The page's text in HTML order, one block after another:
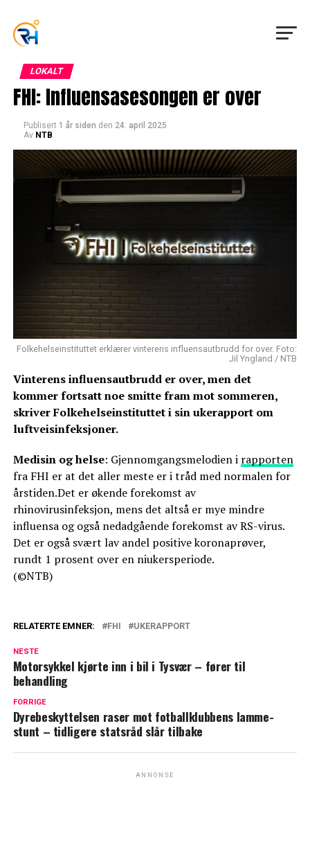
LOKALT
FHI: Influensasesongen er over
Publisert 1 år siden den 24. april 2025
Av NTB
Folkehelseinstituttet erklærer vinterens influensautbrudd for over. Foto:
Jil Yngland / NTB
Vinterens influensautbrudd er over, men det
kommer fortsatt noe smitte fram mot sommeren,
skriver Folkehelseinstituttet i sin ukerapport om
luftveisinfeksjoner.
Medisin og helse: Gjennomgangsmelodien i rapporten
fra FHI er at det aller meste er i tråd med normalen for
årstiden.Det er økende forekomst av
rhinovirusinfeksjon, mens det altså er mye mindre
influensa og også nedadgående forekomst av RS-virus.
Det er også svært lav andel positive koronaprøver,
rundt 1 prosent over en niukersperiode.
(©NTB)
RELATERTE EMNER: FHI UKERAPPORT
NESTE
Motorsykkel kjørte inn i bil i Tysvær – fører til
behandling
FORRIGE
Dyrebeskyttelsen raser mot fotballklubbens lamme-
stunt – tidligere statsråd slår tilbake
ANNONSE